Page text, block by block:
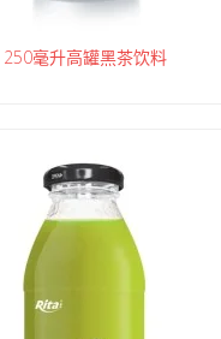
250毫升高罐黑茶饮料